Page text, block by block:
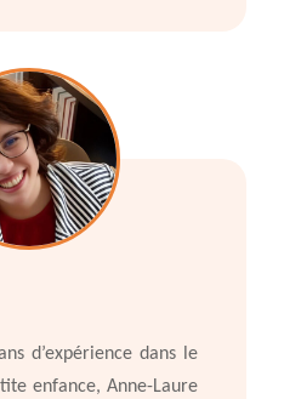
d’expérience dans le
enfance, Anne-Laure